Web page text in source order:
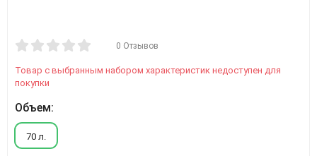
0 Отзывов
Товар с выбранным набором характеристик недоступен для
покупки
Объем:
70 л.